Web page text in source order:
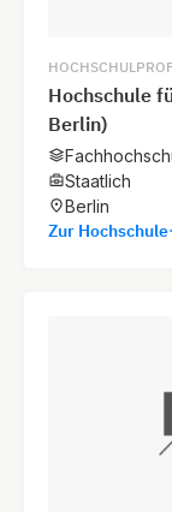
Hochschule
Berlin)
Staatlich
Berlin
Zur Hochschule